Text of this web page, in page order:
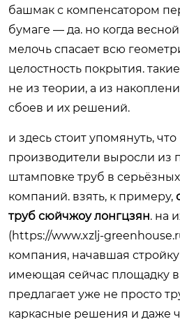
башмак с компенсатором
бумаге — да. но когда весной
мелочь спасает всю
целостность покрытия.
не из теории, а из
сбоев и их решений.
и здесь стоит упомянуть,
производители выросли из
штамповке труб в
компаний. взять, к примеру,
труб сюйчжоу лонгцзян. на
(https://www.xzlj-
компания, начавшая
имеющая сейчас площадку в
предлагает уже не просто
каркасные решения и даже